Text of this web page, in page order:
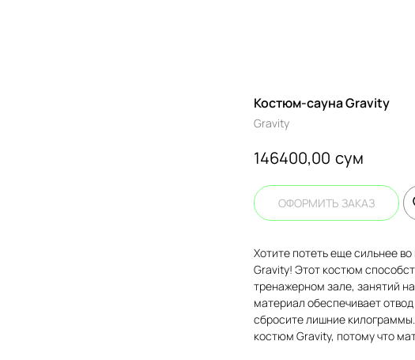
Костюм-сауна Gravity
Gravity
146400,00 сум
ОФОРМИТЬ ЗАКАЗ
Хотите потеть еще сильнее
Gravity! Этот костюм
тренажерном зале, занятий
материал обеспечивает
сбросите лишние
костюм Gravity, потому что